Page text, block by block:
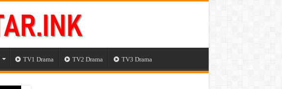
TV1 Drama TV2 Drama TV3 Drama